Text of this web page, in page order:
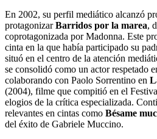
En 2002, su perfil mediático alcanzó
protagonizarBarridos por la marea,
coprotagonizada por Madonna. Este
cinta en la que había participado su
situó en el centro de la atención
se consolidó como un actor respetado
colaborando con Paolo Sorrentino en
(2004), filme que compitió en el
elogios de la crítica especializada.
relevantes en cintas como Bésame
del éxito de Gabriele Muccino.